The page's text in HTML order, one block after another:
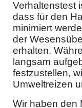
Verhaltenstest
dass für den
minimiert
der
erhalten.
langsam
festzustellen,
Umweltreizen
Wir haben den